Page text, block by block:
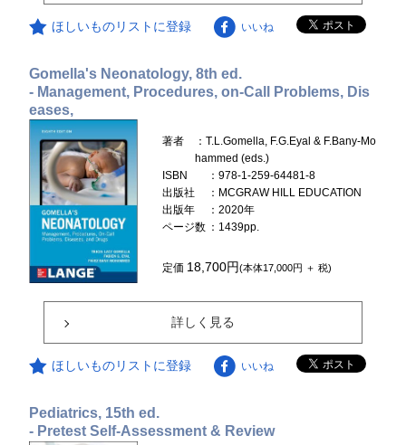
ほしいものリストに登録 いいね
Gomella's Neonatology, 8th ed.
- Management, Procedures, on-Call Problems, Dis
eases,
著者
：T.L.Gomella, F.G.Eyal & F.Bany-Mo
hammed (eds.)
ISBN
：978-1-259-64481-8
出版社
：MCGRAW HILL EDUCATION
出版年
：2020年
ページ数 ：1439pp.
定価 18,700円(本体17,000円 ＋ 税)
詳しく見る
ほしいものリストに登録 いいね
Pediatrics, 15th ed.
- Pretest Self-Assessment & Review